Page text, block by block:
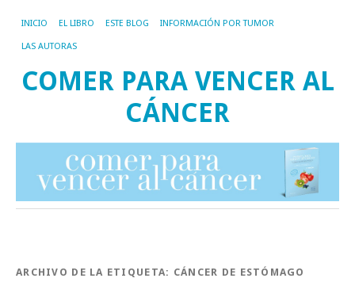
INICIO EL LIBRO ESTE BLOG INFORMACIÓN POR TUMOR
LAS AUTORAS
COMER PARA VENCER AL
CÁNCER
ARCHIVO DE LA ETIQUETA: CÁNCER DE ESTÓMAGO